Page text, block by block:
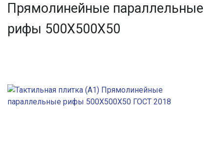
Прямолинейные параллельные
рифы 500Х500Х50